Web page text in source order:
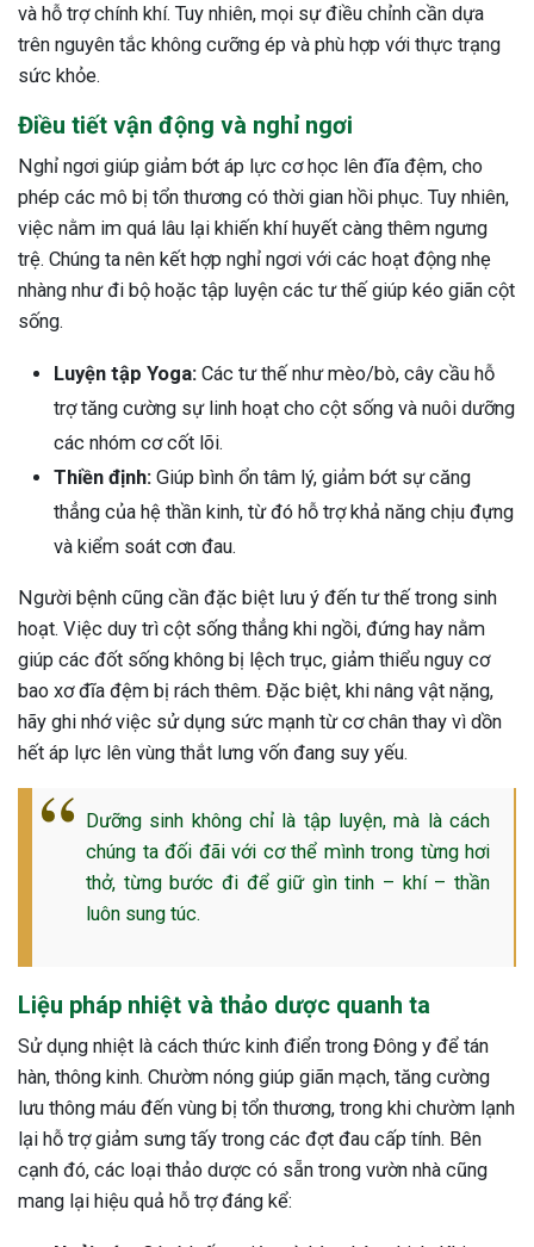
và hỗ trợ chính khí. Tuy nhiên, mọi sự điều chỉnh cần dựa
trên nguyên tắc không cưỡng ép và phù hợp với thực trạng
sức khỏe.
Điều tiết vận động và nghỉ ngơi
Nghỉ ngơi giúp giảm bớt áp lực cơ học lên đĩa đệm, cho
phép các mô bị tổn thương có thời gian hồi phục. Tuy nhiên,
việc nằm im quá lâu lại khiến khí huyết càng thêm ngưng
trệ. Chúng ta nên kết hợp nghỉ ngơi với các hoạt động nhẹ
nhàng như đi bộ hoặc tập luyện các tư thế giúp kéo giãn cột
sống.
Luyện tập Yoga: Các tư thế như mèo/bò, cây cầu hỗ
trợ tăng cường sự linh hoạt cho cột sống và nuôi dưỡng
các nhóm cơ cốt lõi.
Thiền định: Giúp bình ổn tâm lý, giảm bớt sự căng
thẳng của hệ thần kinh, từ đó hỗ trợ khả năng chịu đựng
và kiểm soát cơn đau.
Người bệnh cũng cần đặc biệt lưu ý đến tư thế trong sinh
hoạt. Việc duy trì cột sống thẳng khi ngồi, đứng hay nằm
giúp các đốt sống không bị lệch trục, giảm thiểu nguy cơ
bao xơ đĩa đệm bị rách thêm. Đặc biệt, khi nâng vật nặng,
hãy ghi nhớ việc sử dụng sức mạnh từ cơ chân thay vì dồn
hết áp lực lên vùng thắt lưng vốn đang suy yếu.
Dưỡng sinh không chỉ là tập luyện, mà là cách
chúng ta đối đãi với cơ thể mình trong từng hơi
thở, từng bước đi để giữ gìn tinh – khí – thần
luôn sung túc.
Liệu pháp nhiệt và thảo dược quanh ta
Sử dụng nhiệt là cách thức kinh điển trong Đông y để tán
hàn, thông kinh. Chườm nóng giúp giãn mạch, tăng cường
lưu thông máu đến vùng bị tổn thương, trong khi chườm lạnh
lại hỗ trợ giảm sưng tấy trong các đợt đau cấp tính. Bên
cạnh đó, các loại thảo dược có sẵn trong vườn nhà cũng
mang lại hiệu quả hỗ trợ đáng kể: